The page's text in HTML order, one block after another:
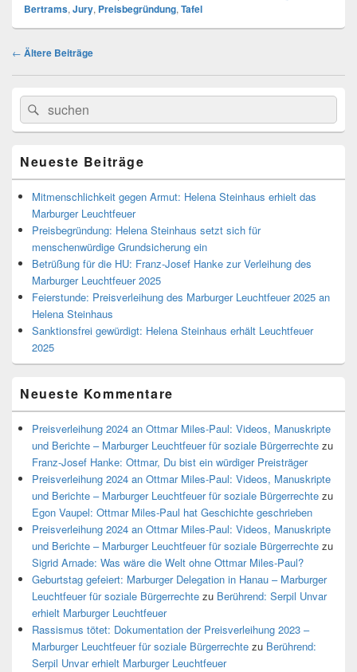
Bertrams, Jury, Preisbegründung, Tafel
Beitragsnavigation
← Ältere Beiträge
Primärer
Seitenleisten
Widget-
Bereich
Search
for:
Suche
Neueste Beiträge
Mitmenschlichkeit gegen Armut: Helena Steinhaus erhielt das
Marburger Leuchtfeuer
Preisbegründung: Helena Steinhaus setzt sich für
menschenwürdige Grundsicherung ein
Betrüßung für die HU: Franz-Josef Hanke zur Verleihung des
Marburger Leuchtfeuer 2025
Feierstunde: Preisverleihung des Marburger Leuchtfeuer 2025 an
Helena Steinhaus
Sanktionsfrei gewürdigt: Helena Steinhaus erhält Leuchtfeuer
2025
Neueste Kommentare
Preisverleihung 2024 an Ottmar Miles-Paul: Videos, Manuskripte
und Berichte – Marburger Leuchtfeuer für soziale Bürgerrechte zu
Franz-Josef Hanke: Ottmar, Du bist ein würdiger Preisträger
Preisverleihung 2024 an Ottmar Miles-Paul: Videos, Manuskripte
und Berichte – Marburger Leuchtfeuer für soziale Bürgerrechte zu
Egon Vaupel: Ottmar Miles-Paul hat Geschichte geschrieben
Preisverleihung 2024 an Ottmar Miles-Paul: Videos, Manuskripte
und Berichte – Marburger Leuchtfeuer für soziale Bürgerrechte zu
Sigrid Arnade: Was wäre die Welt ohne Ottmar Miles-Paul?
Geburtstag gefeiert: Marburger Delegation in Hanau – Marburger
Leuchtfeuer für soziale Bürgerrechte zu Berührend: Serpil Unvar
erhielt Marburger Leuchtfeuer
Rassismus tötet: Dokumentation der Preisverleihung 2023 –
Marburger Leuchtfeuer für soziale Bürgerrechte zu Berührend:
Serpil Unvar erhielt Marburger Leuchtfeuer